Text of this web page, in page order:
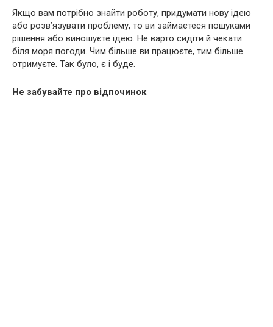
Якщо вам потрібно знайти роботу, придумати нову ідею
або розв’язувати проблему, то ви займаєтеся пошуками
рішення або виношуєте ідею. Не варто сидіти й чекати
біля моря погоди. Чим більше ви працюєте, тим більше
отримуєте. Так було, є і буде.
Не забувайте про відпочинок